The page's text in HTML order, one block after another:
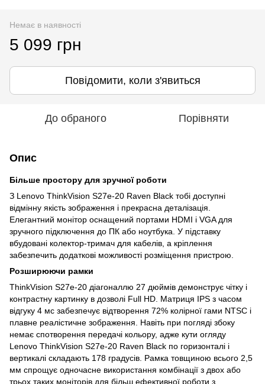
Немає в наявності
5 099 грн
Повідомити, коли з'явиться
До обраного Порівняти
Опис
Більше простору для зручної роботи
З Lenovo ThinkVision S27e-20 Raven Black тобі доступні
відмінну якість зображення і прекрасна деталізація.
Елегантний монітор оснащений портами HDMI і VGA для
зручного підключення до ПК або ноутбука. У підставку
вбудовані колектор-тримач для кабелів, а кріплення
забезпечить додаткові можливості розміщення пристрою.
Розширюючи рамки
ThinkVision S27e-20 діагоналлю 27 дюймів демонструє чітку і
контрастну картинку в дозволі Full HD. Матриця IPS з часом
відгуку 4 мс забезпечує відтворення 72% колірної гами NTSC і
плавне реалістичне зображення. Навіть при погляді збоку
немає спотворення передачі кольору, адже кути огляду
Lenovo ThinkVision S27e-20 Raven Black по горизонталі і
вертикалі складають 178 градусів. Рамка товщиною всього 2,5
мм спрощує одночасне використання комбінації з двох або
трьох таких моніторів для більш ефективної роботи з